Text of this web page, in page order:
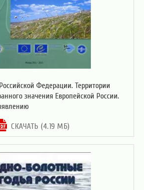
Федерации. Территории
значения Европейской России.
СКАЧАТЬ (4.19 МБ)